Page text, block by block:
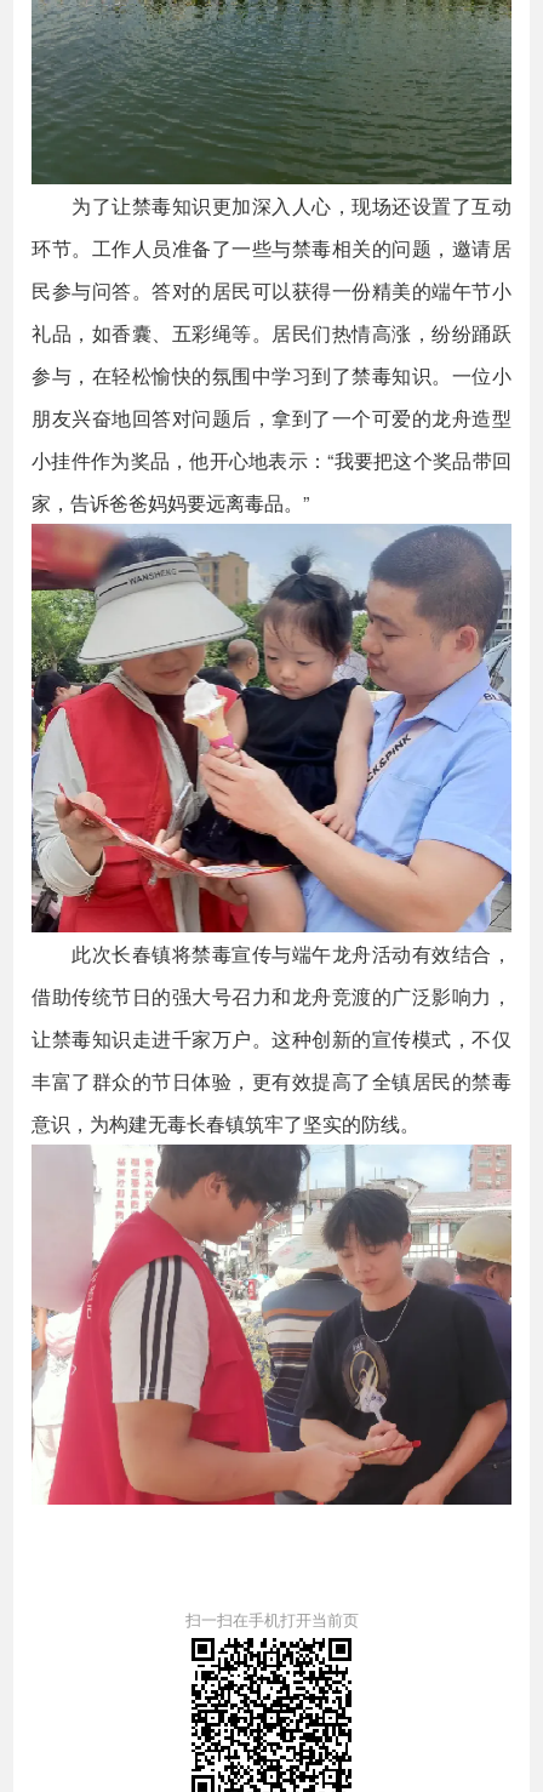
为了让禁毒知识更加深入人心，现场还设置了互动
环节。工作人员准备了一些与禁毒相关的问题，邀请居
民参与问答。答对的居民可以获得一份精美的端午节小
礼品，如香囊、五彩绳等。居民们热情高涨，纷纷踊跃
参与，在轻松愉快的氛围中学习到了禁毒知识。一位小
朋友兴奋地回答对问题后，拿到了一个可爱的龙舟造型
小挂件作为奖品，他开心地表示：“我要把这个奖品带回
家，告诉爸爸妈妈要远离毒品。”
此次长春镇将禁毒宣传与端午龙舟活动有效结合，
借助传统节日的强大号召力和龙舟竞渡的广泛影响力，
让禁毒知识走进千家万户。这种创新的宣传模式，不仅
丰富了群众的节日体验，更有效提高了全镇居民的禁毒
意识，为构建无毒长春镇筑牢了坚实的防线。
扫一扫在手机打开当前页